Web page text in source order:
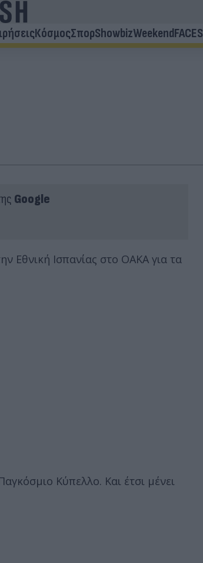
ΚόσμοςΣπορShowbizWeekendFACES
Google
Εθνική Ισπανίας στο ΟΑΚΑ για τα
Κύπελλο. Και έτσι μένει